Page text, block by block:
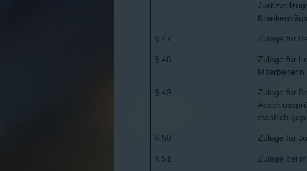
§ 47 Zulage für
§ 48
Zulage für
§ 49
Zulage für
staatlich
§ 50 Zulage für
§ 51 Zulage bei